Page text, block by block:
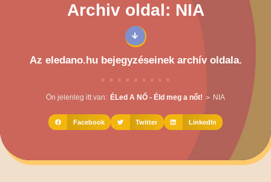
Archiv oldal: NIA
Az eledano.hu bejegyzéseinek archív oldala.
Ön jelenleg itt van: ÉLed A NŐ - Éld meg a nőt! > NIA
Facebook Twitter LinkedIn